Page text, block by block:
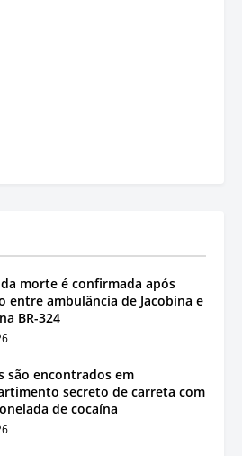
morte é confirmada após
entre ambulância de Jacobina e
BR-324
são encontrados em
secreto de carreta com
de cocaína